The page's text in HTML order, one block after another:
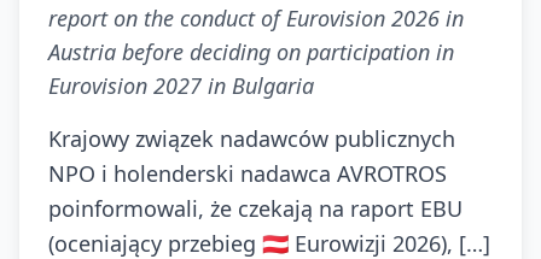
report on the conduct of Eurovision 2026 in
Austria before deciding on participation in
Eurovision 2027 in Bulgaria
Krajowy związek nadawców publicznych
NPO i holenderski nadawca AVROTROS
poinformowali, że czekają na raport EBU
(oceniający przebieg 🇦🇹 Eurowizji 2026), […]